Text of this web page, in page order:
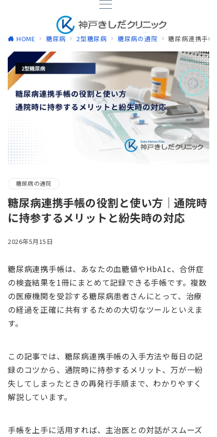
HOME 糖尿病 2型糖尿病 糖尿病の通院 糖尿病連携手
糖尿病の通院
糖尿病連携手帳の役割と使い方｜通院時
に持参するメリットと紛失時の対応
2026年5月15日
糖尿病連携手帳は、あなたの血糖値やHbA1c、合併症
の検査結果を1冊にまとめて記録できる手帳です。複数
の医療機関を受診する糖尿病患者さんにとって、治療
の経過を正確に共有するための大切なツールといえま
す。
この記事では、糖尿病連携手帳の入手方法や毎日の記
録のコツから、通院時に持参するメリット、万が一紛
失してしまったときの再発行手順まで、わかりやすく
解説しています。
手帳を上手に活用すれば、主治医との対話がスムーズ